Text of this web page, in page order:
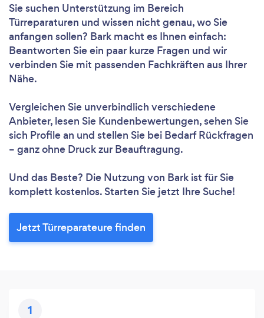
Sie suchen Unterstützung im Bereich
Türreparaturen und wissen nicht genau, wo Sie
anfangen sollen? Bark macht es Ihnen einfach:
Beantworten Sie ein paar kurze Fragen und wir
verbinden Sie mit passenden Fachkräften aus Ihrer
Nähe.
Vergleichen Sie unverbindlich verschiedene
Anbieter, lesen Sie Kundenbewertungen, sehen Sie
sich Profile an und stellen Sie bei Bedarf Rückfragen
– ganz ohne Druck zur Beauftragung.
Und das Beste? Die Nutzung von Bark ist für Sie
komplett kostenlos. Starten Sie jetzt Ihre Suche!
Jetzt Türreparateure finden
1